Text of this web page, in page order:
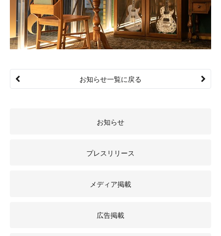
お知らせ一覧に戻る
お知らせ
プレスリリース
メディア掲載
広告掲載